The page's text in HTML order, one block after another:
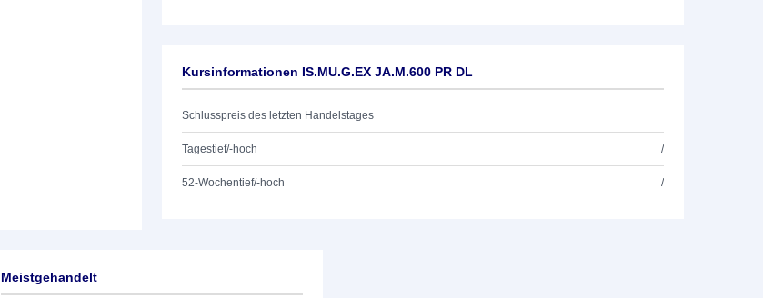
Kursinformationen IS.MU.G.EX JA.M.600 PR DL
Schlusspreis des letzten Handelstages
Tagestief/-hoch /
52-Wochentief/-hoch /
Meistgehandelt